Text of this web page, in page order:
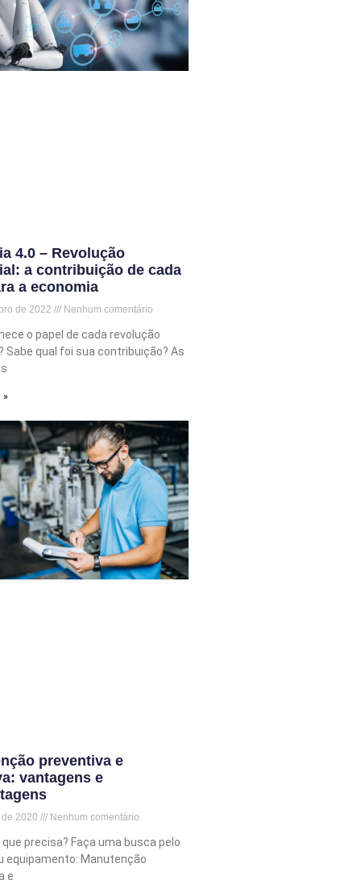
4.0 – Revolução
a contribuição de cada
a economia
de 2022 Nenhum comentário
o papel de cada revolução
Sabe qual foi sua contribuição? As
»
preventiva e
vantagens e
2020 Nenhum comentário
precisa? Faça uma busca pelo
equipamento: Manutenção
e